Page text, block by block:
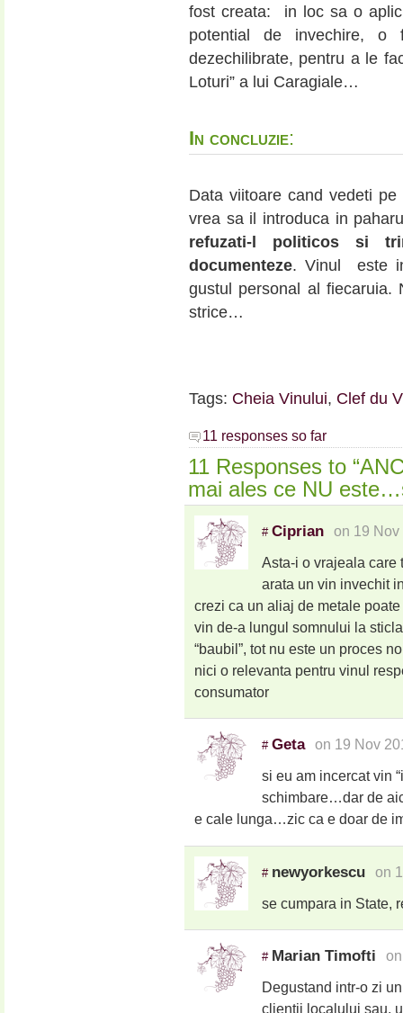
fost creata: in loc sa o
potential de invechire, o
dezechilibrate, pentru a le
Loturi” a lui Caragiale…
In concluzie:
Data viitoare cand vedeti
vrea sa il introduca in
refuzati-l politicos si
documenteze. Vinul este
gustul personal al
strice…
Tags: Cheia Vinului, Clef du
11 responses so far
11 Responses to
mai ales ce NU
# Ciprian on 19 Nov
Asta-i o vrajeala care
arata un vin invechit
crezi ca un aliaj de metale
vin de-a lungul somnului la
“baubil”, tot nu este un proces
nici o relevanta pentru vinul
consumator
# Geta on 19 Nov
si eu am incercat vin
schimbare…dar de
e cale lunga…zic ca e doar de
# newyorkescu on
se cumpara in State,
# Marian Timofti
Degustand intr-o zi
clientii localului sau,